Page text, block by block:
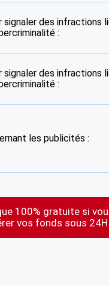
signaler des infractions
:
signaler des infractions
:
les publicités :
100% gratuite si
vos fonds sous 24H